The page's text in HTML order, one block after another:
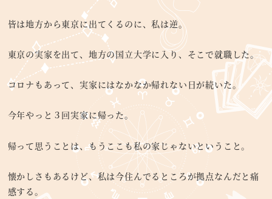
皆は地方から東京に出てくるのに、私は逆。
東京の実家を出て、地方の国立大学に入り、そこで就職した。
コロナもあって、実家にはなかなか帰れない日が続いた。
今年やっと３回実家に帰った。
帰って思うことは、もうここも私の家じゃないということ。
懐かしさもあるけど、私は今住んでるところが拠点なんだと痛
感する。